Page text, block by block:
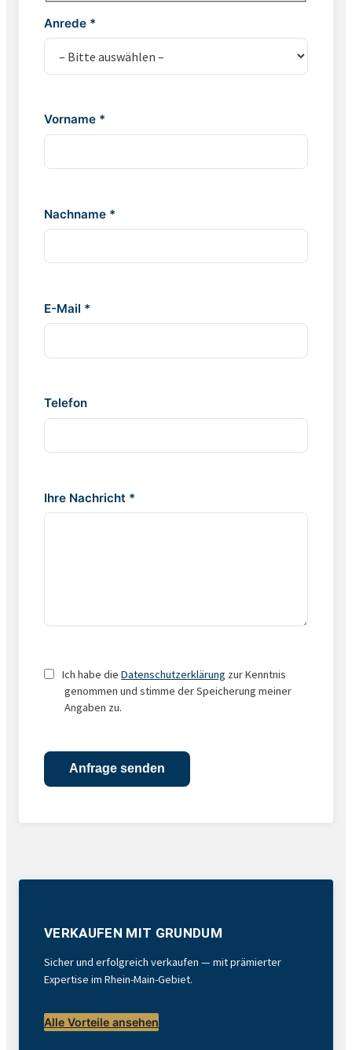
Anrede *
Vorname *
Nachname *
E-Mail *
Telefon
Ihre Nachricht *
Ich habe dieDatenschutzerklärung zur Kenntnis
genommen und stimme der Speicherung meiner
Angaben zu.
VERKAUFEN MIT GRUNDUM
Sicher und erfolgreich verkaufen — mit prämierter
Expertise im Rhein-Main-Gebiet.
Alle Vorteile ansehen